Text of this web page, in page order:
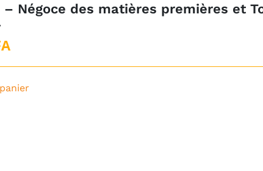
– Négoce des matières premières et